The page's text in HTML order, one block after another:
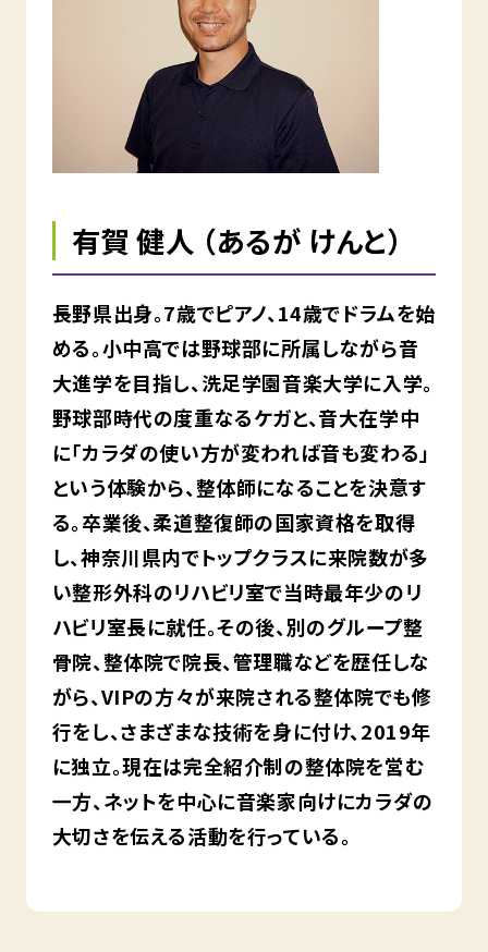
有賀 健人 （あるが けんと）
長野県出身。7歳でピアノ、14歳でドラムを始
める。小中高では野球部に所属しながら音
大進学を目指し、洗足学園音楽大学に入学。
野球部時代の度重なるケガと、音大在学中
に「カラダの使い方が変われば音も変わる」
という体験から、整体師になることを決意す
る。卒業後、柔道整復師の国家資格を取得
し、神奈川県内でトップクラスに来院数が多
い整形外科のリハビリ室で当時最年少のリ
ハビリ室長に就任。その後、別のグループ整
骨院、整体院で院長、管理職などを歴任しな
がら、VIPの方々が来院される整体院でも修
行をし、さまざまな技術を身に付け、2019年
に独立。現在は完全紹介制の整体院を営む
一方、ネットを中心に音楽家向けにカラダの
大切さを伝える活動を行っている。